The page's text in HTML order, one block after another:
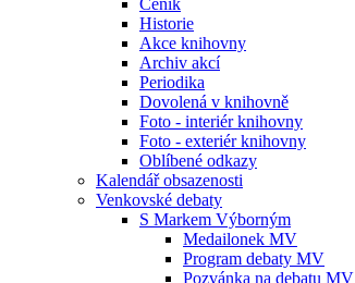
Ceník
Historie
Akce knihovny
Archiv akcí
Periodika
Dovolená v knihovně
Foto - interiér knihovny
Foto - exteriér knihovny
Oblíbené odkazy
Kalendář obsazenosti
Venkovské debaty
S Markem Výborným
Medailonek MV
Program debaty MV
Pozvánka na debatu MV